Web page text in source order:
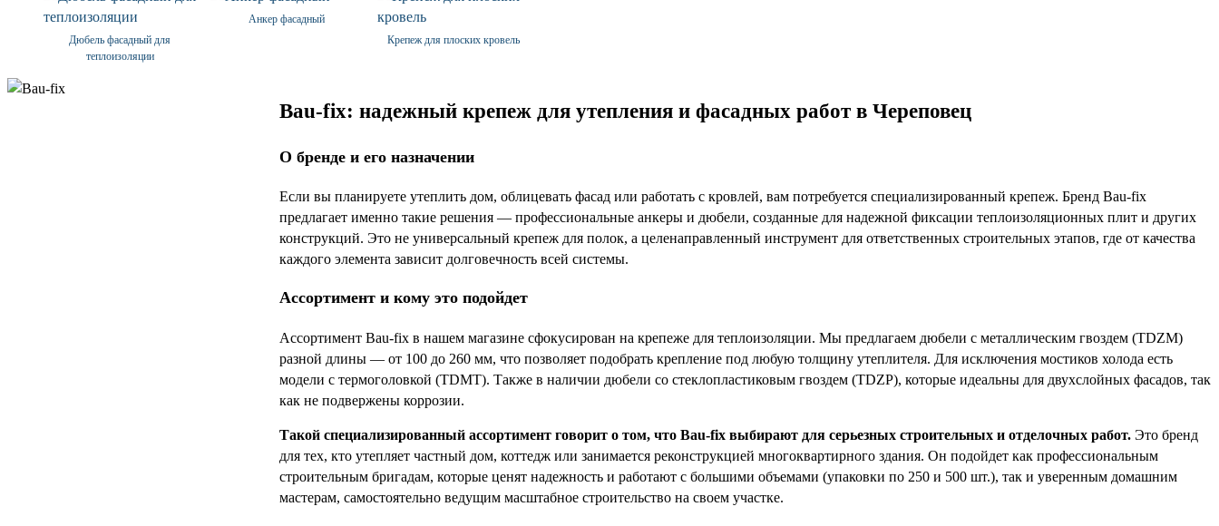
Дюбель фасадный для
теплоизоляции
Анкер фасадный
Крепеж для плоских кровель
Bau-fix: надежный крепеж для утепления и фасадных работ в Череповец
О бренде и его назначении
Если вы планируете утеплить дом, облицевать фасад или работать с кровлей, вам потребуется специализированный крепеж. Бренд Bau-fix
предлагает именно такие решения — профессиональные анкеры и дюбели, созданные для надежной фиксации теплоизоляционных плит и других
конструкций. Это не универсальный крепеж для полок, а целенаправленный инструмент для ответственных строительных этапов, где от качества
каждого элемента зависит долговечность всей системы.
Ассортимент и кому это подойдет
Ассортимент Bau-fix в нашем магазине сфокусирован на крепеже для теплоизоляции. Мы предлагаем дюбели с металлическим гвоздем (TDZM)
разной длины — от 100 до 260 мм, что позволяет подобрать крепление под любую толщину утеплителя. Для исключения мостиков холода есть
модели с термоголовкой (TDMT). Также в наличии дюбели со стеклопластиковым гвоздем (TDZP), которые идеальны для двухслойных фасадов, так
как не подвержены коррозии.
Такой специализированный ассортимент говорит о том, что Bau-fix выбирают для серьезных строительных и отделочных работ. Это бренд
для тех, кто утепляет частный дом, коттедж или занимается реконструкцией многоквартирного здания. Он подойдет как профессиональным
строительным бригадам, которые ценят надежность и работают с большими объемами (упаковки по 250 и 500 шт.), так и уверенным домашним
мастерам, самостоятельно ведущим масштабное строительство на своем участке.